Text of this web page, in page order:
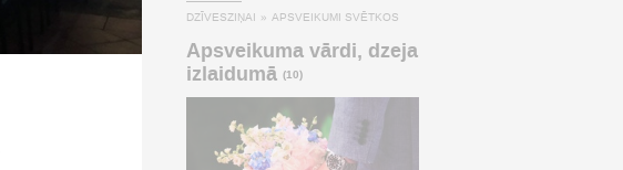
DZĪVESZIŅAI » APSVEIKUMI SVĒTKOS
Apsveikuma vārdi, dzeja
izlaidumā (10)